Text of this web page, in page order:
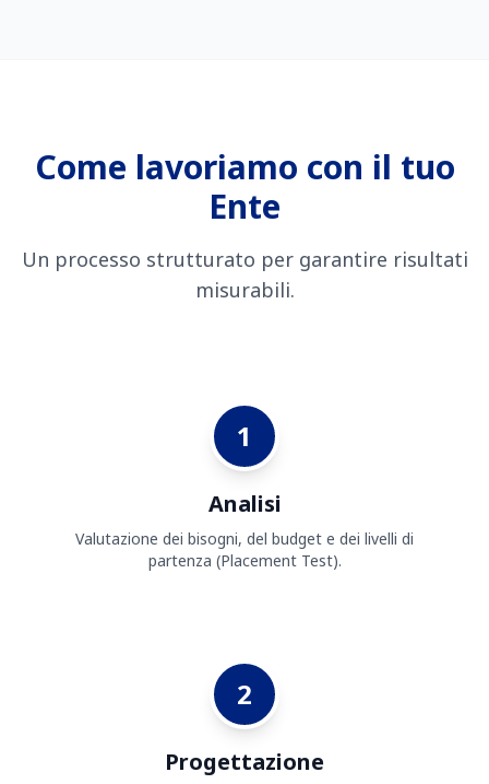
Come lavoriamo con il tuo
Ente
Un processo strutturato per garantire risultati
misurabili.
1
Analisi
Valutazione dei bisogni, del budget e dei livelli di
partenza (Placement Test).
2
Progettazione